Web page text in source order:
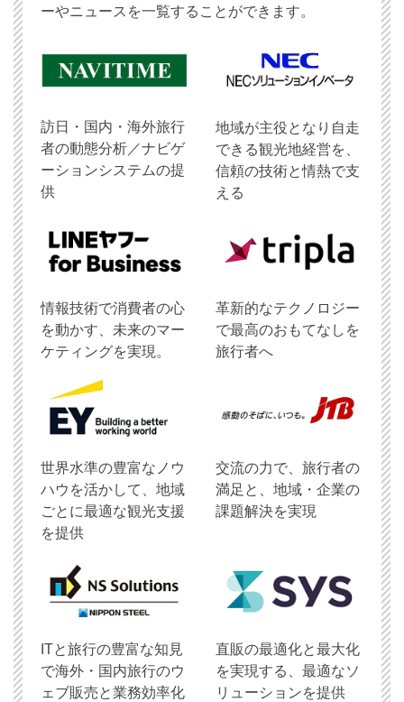
ーやニュースを一覧することができます。
訪日・国内・海外旅行
者の動態分析／ナビゲ
ーションシステムの提
供
地域が主役となり自走
できる観光地経営を、
信頼の技術と情熱で支
える
情報技術で消費者の心
を動かす、未来のマー
ケティングを実現。
革新的なテクノロジー
で最高のおもてなしを
旅行者へ
世界水準の豊富なノウ
ハウを活かして、地域
ごとに最適な観光支援
を提供
交流の力で、旅行者の
満足と、地域・企業の
課題解決を実現
ITと旅行の豊富な知見
で海外・国内旅行のウ
ェブ販売と業務効率化
直販の最適化と最大化
を実現する、最適なソ
リューションを提供